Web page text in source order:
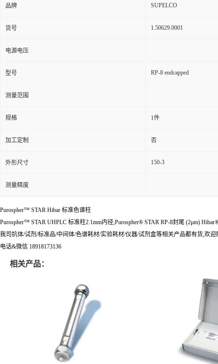
品牌 SUPELCO
货号 1.50629.0001
电源电压
型号 RP-8 endcapped
测量范围
规格 1件
加工定制 否
外形尺寸 150-3
测量精度
Purospher™ STAR Hibar 标准色谱柱
Purospher™ STAR UHPLC 标准柱2.1mm内径,Purospher® STAR RP-8封尾 (2μm)
我司抗体/试剂/标准品/中间体/色谱耗材/实验耗材/仪器/试剂盒等相关产品都有货,欢
电话&微信 18918173136
相关产品：